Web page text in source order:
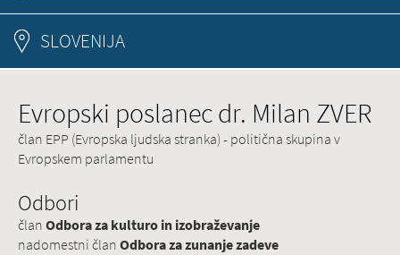
SLOVENIJA
Evropski poslanec dr. Milan ZVER
član EPP (Evropska ljudska stranka) - politična skupina v
Evropskem parlamentu
Odbori
članOdbora za kulturo in izobraževanje
nadomestni članOdbora za zunanje zadeve